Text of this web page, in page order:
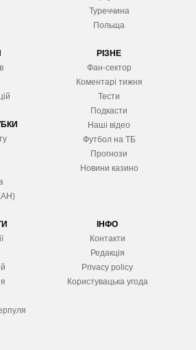
Туреччина
Польща
РІЗНЕ
Фан-сектор
Коментарі тижня
Тести
Подкасти
Наші відео
Футбол на ТБ
Прогнози
Новини казино
ІНФО
Контакти
Редакція
Privacy policy
Користувацька угода